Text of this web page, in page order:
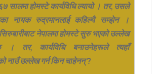
सालमा होमस्टे कार्यविधि ल्यायो । तर, उसले
नायक रुद्रमानलाई कहिल्यै सम्झेन ।
सिरुबारीबाट नेपालमा होमस्टे सुरु भएको उल्लेख
। तर, कार्यविधि बनाउनेहरूले त्यहाँ
नाउँ उल्लेख गर्न किन चाहेनन् ?